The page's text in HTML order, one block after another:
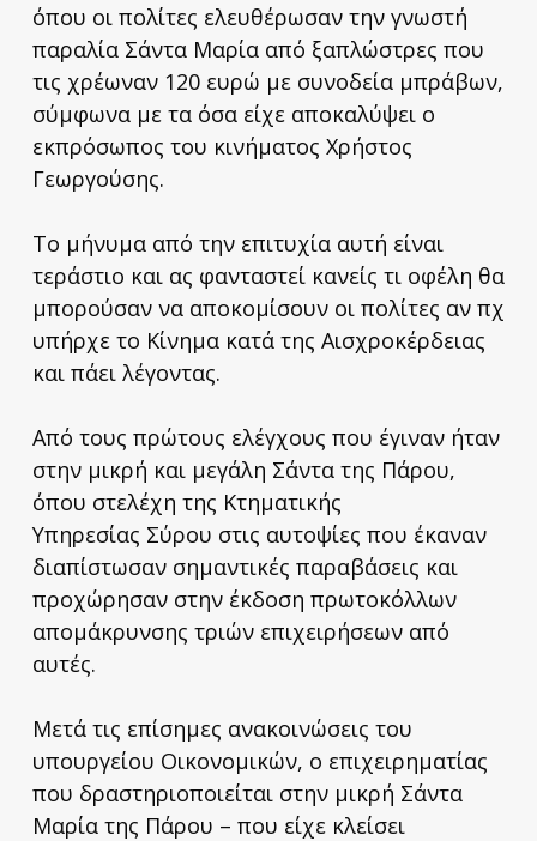
όπου οι πολίτες ελευθέρωσαν την γνωστή
παραλία Σάντα Μαρία από ξαπλώστρες που
τις χρέωναν 120 ευρώ με συνοδεία μπράβων,
σύμφωνα με τα όσα είχε αποκαλύψει ο
εκπρόσωπος του κινήματος Χρήστος
Γεωργούσης.
Το μήνυμα από την επιτυχία αυτή είναι
τεράστιο και ας φανταστεί κανείς τι οφέλη θα
μπορούσαν να αποκομίσουν οι πολίτες αν πχ
υπήρχε το Κίνημα κατά της Αισχροκέρδειας
και πάει λέγοντας.
Από τους πρώτους ελέγχους που έγιναν ήταν
στην μικρή και μεγάλη Σάντα της Πάρου,
όπου στελέχη της Κτηματικής
Υπηρεσίας Σύρου στις αυτοψίες που έκαναν
διαπίστωσαν σημαντικές παραβάσεις και
προχώρησαν στην έκδοση πρωτοκόλλων
απομάκρυνσης τριών επιχειρήσεων από
αυτές.
Μετά τις επίσημες ανακοινώσεις του
υπουργείου Οικονομικών, ο επιχειρηματίας
που δραστηριοποιείται στην μικρή Σάντα
Μαρία της Πάρου – που είχε κλείσει